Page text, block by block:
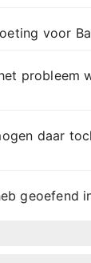
voor
probleem
daar
geoefend